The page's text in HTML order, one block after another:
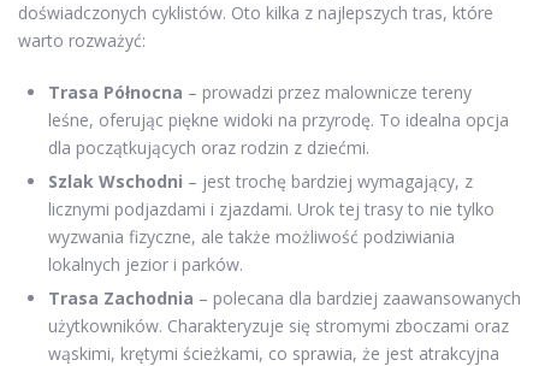
doświadczonych cyklistów. Oto kilka z najlepszych tras, które
warto rozważyć:
Trasa Północna – prowadzi przez malownicze tereny
leśne, oferując piękne widoki na przyrodę. To idealna opcja
dla początkujących oraz rodzin z dziećmi.
Szlak Wschodni – jest trochę bardziej wymagający, z
licznymi podjazdami i zjazdami. Urok tej trasy to nie tylko
wyzwania fizyczne, ale także możliwość podziwiania
lokalnych jezior i parków.
Trasa Zachodnia – polecana dla bardziej zaawansowanych
użytkowników. Charakteryzuje się stromymi zboczami oraz
wąskimi, krętymi ścieżkami, co sprawia, że jest atrakcyjna